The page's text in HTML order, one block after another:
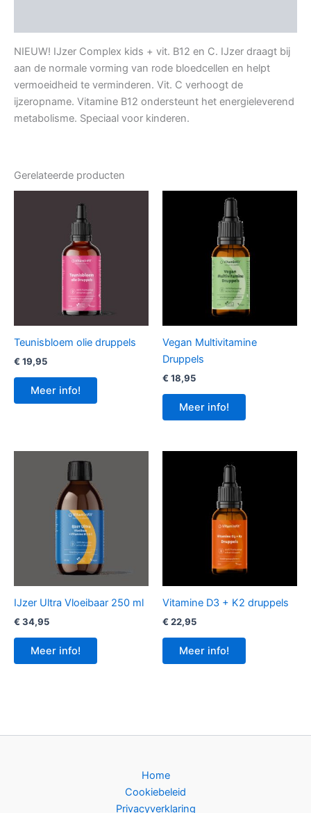
NIEUW! IJzer Complex kids + vit. B12 en C. IJzer draagt bij
aan de normale vorming van rode bloedcellen en helpt
vermoeidheid te verminderen. Vit. C verhoogt de
ijzeropname. Vitamine B12 ondersteunt het energieleverend
metabolisme. Speciaal voor kinderen.
Gerelateerde producten
Teunisbloem olie druppels
€ 19,95
Meer info!
Vegan Multivitamine
Druppels
€ 18,95
Meer info!
IJzer Ultra Vloeibaar 250 ml
€ 34,95
Meer info!
Vitamine D3 + K2 druppels
€ 22,95
Meer info!
Home
Cookiebeleid
Privacyverklaring